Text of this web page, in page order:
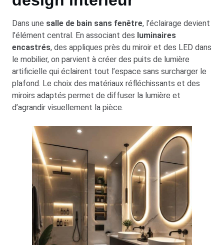
Dans une salle de bain sans fenêtre, l’éclairage devient
l’élément central. En associant des luminaires
encastrés, des appliques près du miroir et des LED dans
le mobilier, on parvient à créer des puits de lumière
artificielle qui éclairent tout l’espace sans surcharger le
plafond. Le choix des matériaux réfléchissants et des
miroirs adaptés permet de diffuser la lumière et
d’agrandir visuellement la pièce.